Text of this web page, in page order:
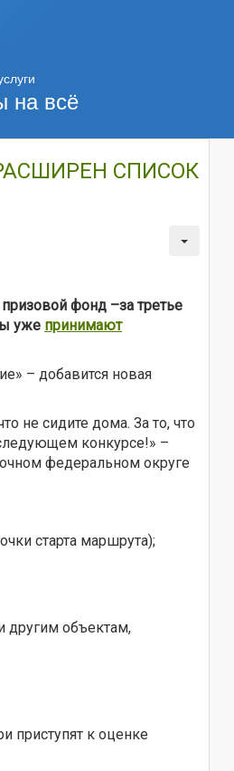
на всё
СПИСОК
фонд –за третье
уже принимают
– добавится новая
не сидите дома. За то, что
конкурсе!» –
федеральном округе
старта маршрута);
другим объектам,
приступят к оценке